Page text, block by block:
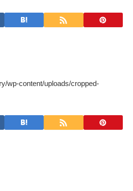
wp-content/uploads/cropped-